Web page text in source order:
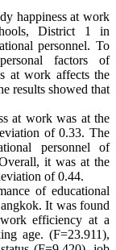
happiness at work
District 1 in
personnel. To
factors of
at work affects the
results showed that
work was at the
of 0.33. The
personnel of
it was at the
of 0.44.
of educational
It was found
efficiency at a
age. (F=23.911),